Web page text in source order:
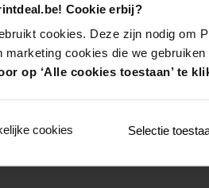
Cookie erbij?
cookies. Deze zijn nodig om
marketing cookies die we
op ‘Alle cookies toestaan’ te
cookies Selectie